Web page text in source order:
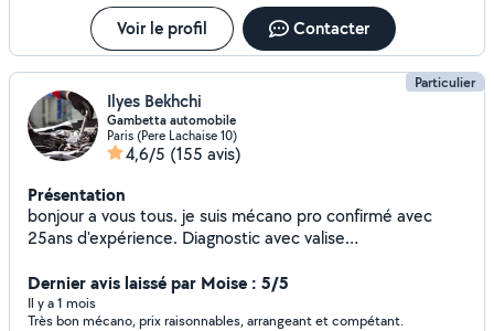
Voir le profil Contacter
Particulier
Ilyes Bekhchi
Gambetta automobile
Paris (Pere Lachaise 10)
4,6/5 (155 avis)
Présentation
bonjour a vous tous. je suis mécano pro confirmé avec
25ans d'expérience. Diagnostic avec valise
voiture.TIKTOK ( lemecanoducoin )
Dernier avis laissé par Moise : 5/5
Il y a 1 mois
Très bon mécano, prix raisonnables, arrangeant et compétant.